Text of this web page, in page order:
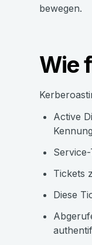
bewegen.
Wie
Active
Tickets
Diese